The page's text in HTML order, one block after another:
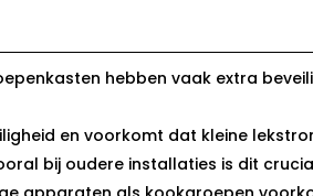
hebben vaak extra
en voorkomt dat kleine
bij oudere installaties is dit